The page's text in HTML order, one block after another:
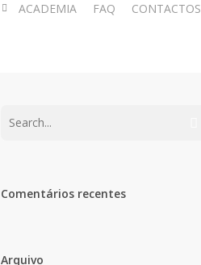
ACADEMIA FAQ CONTACTOS
Comentários recentes
Arquivo